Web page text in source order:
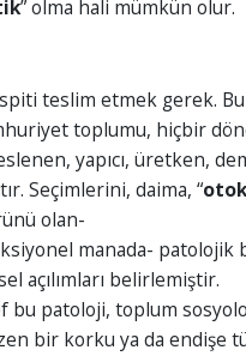
” olma hali mümkün olur.
teslim etmek gerek. Bu
toplumu, hiçbir
yapıcı, üretken,
Seçimlerini, daima, “
olan-
manada- patolojik
açılımları belirlemiştir.
bu patoloji, toplum
bir korku ya da endişe